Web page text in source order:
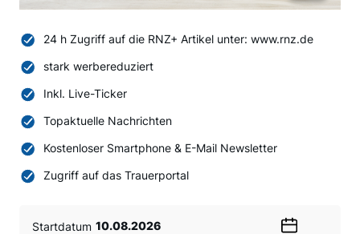
24 h Zugriff auf die RNZ+ Artikel unter: www.rnz.de
stark werbereduziert
Inkl. Live-Ticker
Topaktuelle Nachrichten
Kostenloser Smartphone & E-Mail Newsletter
Zugriff auf das Trauerportal
Startdatum